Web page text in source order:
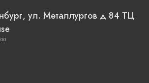
ул. Металлургов д 84 ТЦ